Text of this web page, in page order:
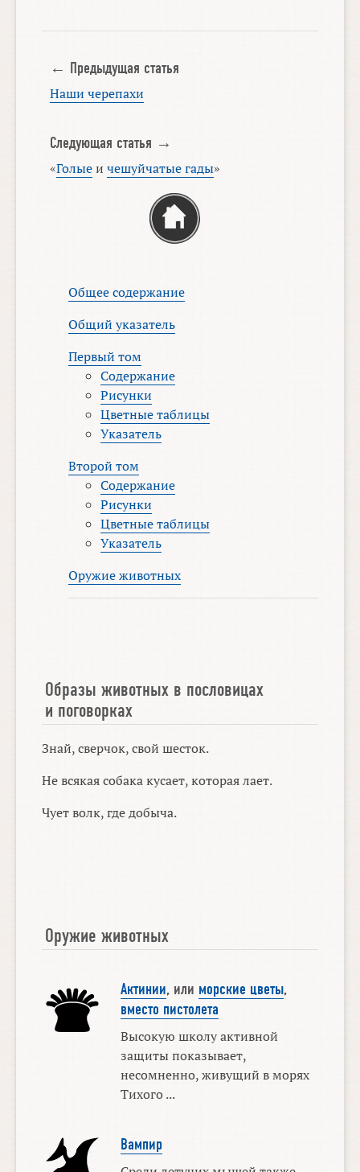
← Предыдущая статья
Наши черепахи
Следующая статья →
«Голыеи чешуйчатые гады»
Общее содержание
Общий указатель
Первый том
Содержание
Рисунки
Цветные таблицы
Указатель
Второй том
Содержание
Рисунки
Цветные таблицы
Указатель
Оружие животных
Образы животных в пословицах
и поговорках
Знай, сверчок, свой шесток.
Не всякая собака кусает, которая лает.
Чует волк, где добыча.
Оружие животных
Актинии, или морские цветы,
вместо пистолета
Высокую школу активной
защиты показывает,
несомненно, живущий в морях
Тихого ...
Вампир